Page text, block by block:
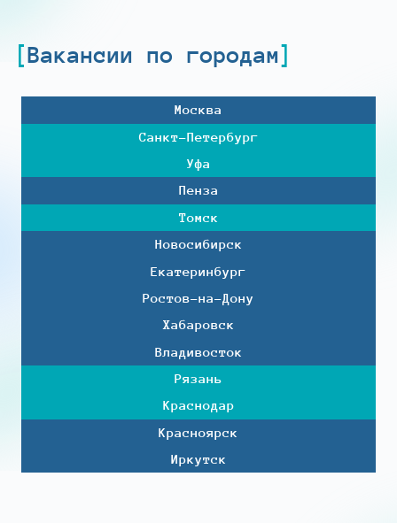
Вакансии по городам
Москва
Санкт-Петербург
Уфа
Пенза
Томск
Новосибирск
Екатеринбург
Ростов-на-Дону
Хабаровск
Владивосток
Рязань
Краснодар
Красноярск
Иркутск